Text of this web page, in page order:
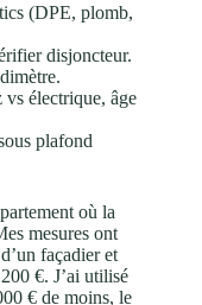
(DPE, plomb,
disjoncteur.
vs électrique, âge
plafond
où la
mesures ont
façadier et
€. J’ai utilisé
€ de moins, le